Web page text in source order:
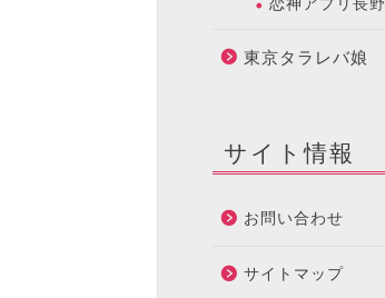
恋神アプリ長野
東京タラレバ娘
サイト情報
お問い合わせ
サイトマップ